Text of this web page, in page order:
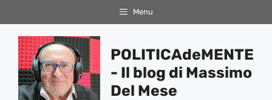
al
contenuto
Menu
POLITICAdeMENTE
- Il blog di Massimo
Del Mese